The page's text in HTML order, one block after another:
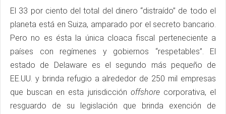
El 33 por ciento del total del dinero “distraído” de todo el
planeta está en Suiza, amparado por el secreto bancario.
Pero no es ésta la única cloaca fiscal perteneciente a
países con regímenes y gobiernos “respetables”. El
estado de Delaware es el segundo más pequeño de
EE.UU. y brinda refugio a alrededor de 250 mil empresas
que buscan en esta jurisdicción offshorecorporativa, el
resguardo de su legislación que brinda exención de